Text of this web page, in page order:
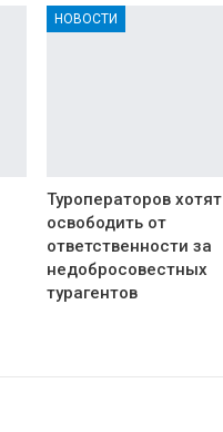
НОВОСТИ
Туроператоров хотят
освободить от
ответственности за
недобросовестных
турагентов